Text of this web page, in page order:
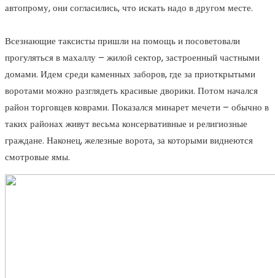
автопрому, они согласились, что искать надо в другом месте.
Всезнающие таксисты пришли на помощь и посоветовали
прогуляться в махаллу – жилой сектор, застроенный частными
домами. Идем среди каменных заборов, где за приоткрытыми
воротами можно разглядеть красивые дворики. Потом начался
район торговцев коврами. Показался минарет мечети – обычно в
таких районах живут весьма консервативные и религиозные
граждане. Наконец, железные ворота, за которыми виднеются
смотровые ямы.